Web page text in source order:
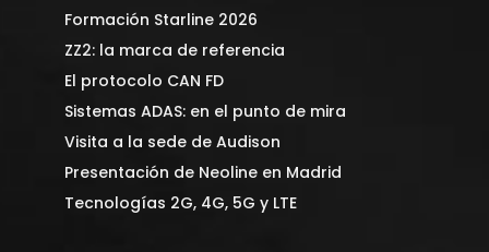
Formación Starline 2026
ZZ2: la marca de referencia
El protocolo CAN FD
Sistemas ADAS: en el punto de mira
Visita a la sede de Audison
Presentación de Neoline en Madrid
Tecnologías 2G, 4G, 5G y LTE